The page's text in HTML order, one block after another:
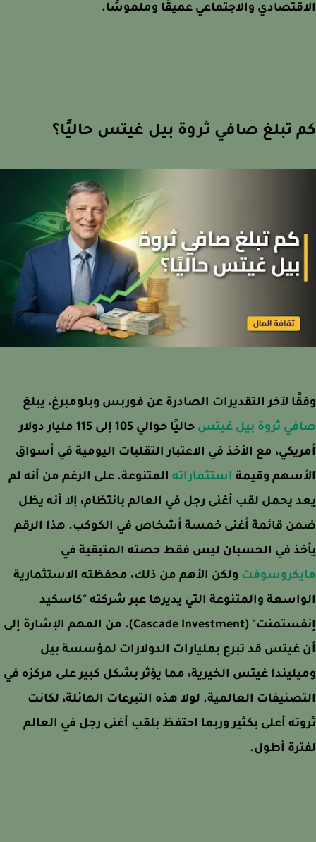
والاجتماعي عميقًا وملموسًا.
تبلغ صافي ثروة بيل غيتس حاليًا؟
لآخر التقديرات الصادرة عن فوربس وبلومبرغ، يبلغ
ثروة بيل غيتس
حاليًا حوالي 105 إلى 115 مليار دولار
مع الأخذ في الاعتبار التقلبات اليومية في أسواق
وقيمةاستثماراتهالمتنوعة. على الرغم من أنه لم
يحمل لقب أغنى رجل في العالم بانتظام، إلا أنه يظل
قائمة أغنى خمسة أشخاص في الكوكب. هذا الرقم
في الحسبان ليس فقط حصته المتبقية في
ولكن الأهم من ذلك، محفظته الاستثمارية
والمتنوعة التي يديرها عبر شركته "كاسكيد
إنفستمنت" (Cascade Investment). من المهم الإشارة إلى
غيتس قد تبرع بمليارات الدولارات لمؤسسة بيل
غيتس الخيرية، مما يؤثر بشكل كبير على مركزه في
العالمية. لولا هذه التبرعات الهائلة، لكانت
أعلى بكثير وربما احتفظ بلقب أغنى رجل في العالم
أطول.